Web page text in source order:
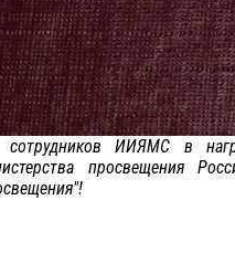
сотрудников ИИЯМС в
просвещения